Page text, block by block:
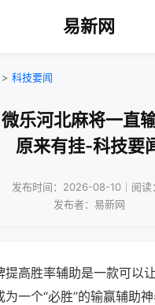
易新网
> 科技要闻
乐河北麻将一直输
原来有挂-科技要
发布时间：2026-08-10｜阅读
发布者：易新网
提高胜率辅助是一款可以
为一个“必胜”的输赢辅助